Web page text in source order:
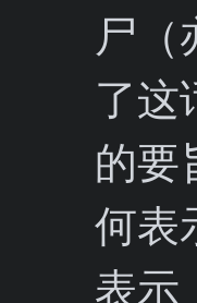
尸（
了这
的要
何表
表示